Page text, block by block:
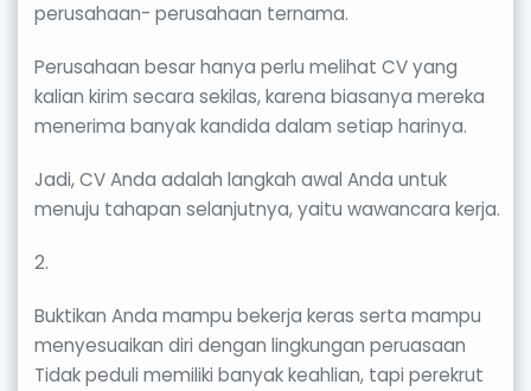
perusahaan- perusahaan ternama.
Perusahaan besar hanya perlu melihat CV yang
kalian kirim secara sekilas, karena biasanya mereka
menerima banyak kandida dalam setiap harinya.
Jadi, CV Anda adalah langkah awal Anda untuk
menuju tahapan selanjutnya, yaitu wawancara kerja.
2.
Buktikan Anda mampu bekerja keras serta mampu
menyesuaikan diri dengan lingkungan peruasaan
Tidak peduli memiliki banyak keahlian, tapi perekrut